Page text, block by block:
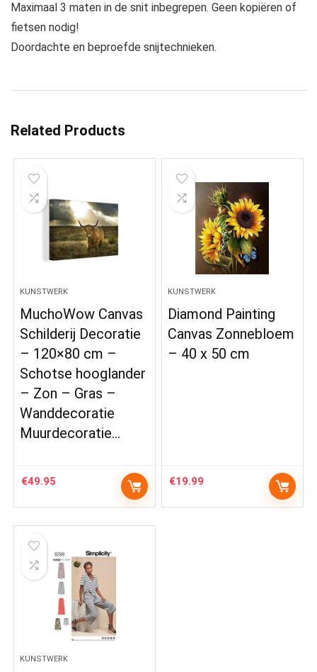
Maximaal 3 maten in de snit inbegrepen. Geen kopiëren of
fietsen nodig!
Doordachte en beproefde snijtechnieken.
Related Products
KUNSTWERK
MuchoWow Canvas
Schilderij Decoratie
– 120×80 cm –
Schotse hooglander
– Zon – Gras –
Wanddecoratie
Muurdecoratie…
€49.95
KUNSTWERK
Diamond Painting
Canvas Zonnebloem
– 40 x 50 cm
€19.99
KUNSTWERK